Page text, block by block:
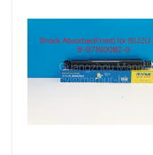
আমাদের সম্পর্কে